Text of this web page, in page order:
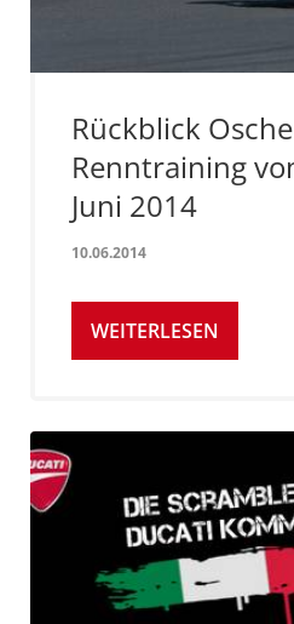
Rückblick
Renntraining
Juni 2014
10.06.2014
WEITERLESEN